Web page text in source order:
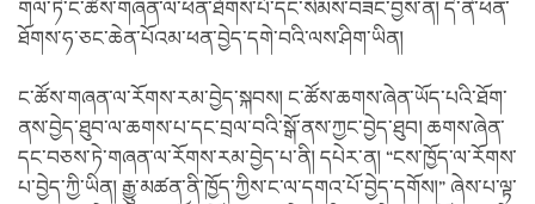
གལ་ཏེ་ང་ཚོས་གཞན་ལ་ཕན་ཐོགས་པོ་དང་སེམས་བཟང་བྱས་ན། དེ་ནི་ཕན་
ཐོགས་ཧ་ཅང་ཆེན་པོའམ་ཕན་བྱེད་དགེ་བའི་ལས་ཤིག་ཡིན།
ང་ཚོས་གཞན་ལ་རོགས་རམ་བྱེད་སྐབས། ང་ཚོས་ཆགས་ཞེན་ཡོད་པའི་ཐོག་
ནས་བྱེད་ཐུབ་ལ་ཆགས་པ་དང་བྲལ་བའི་སྒོ་ནས་ཀྱང་བྱེད་ཐུབ། ཆགས་ཞེན་
དང་བཅས་ཏེ་གཞན་ལ་རོགས་རམ་བྱེད་པ་ནི། དཔེར་ན། “ངས་ཁྱོད་ལ་རོགས་
པ་བྱེད་ཀྱི་ཡིན། རྒྱུ་མཚན་ནི་ཁྱོད་ཀྱིས་ང་ལ་དགའ་པོ་བྱེད་དགོས།” ཞེས་པ་ལྟ་